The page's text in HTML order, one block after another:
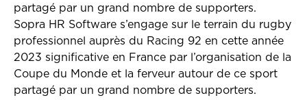
partagé par un grand nombre de supporters.
Sopra HR Software s’engage sur le terrain du rugby
professionnel auprès du Racing 92 en cette année
2023 significative en France par l’organisation de la
Coupe du Monde et la ferveur autour de ce sport
partagé par un grand nombre de supporters.